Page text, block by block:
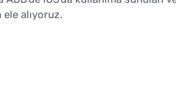
alıyoruz.